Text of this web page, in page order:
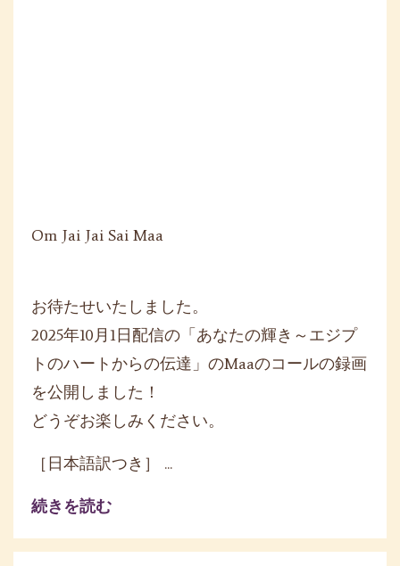
Om Jai Jai Sai Maa
お待たせいたしました。
2025年10月1日配信の「あなたの輝き～エジプ
トのハートからの伝達」のMaaのコールの録画
を公開しました！
どうぞお楽しみください。
［日本語訳つき］ ...
続きを読む